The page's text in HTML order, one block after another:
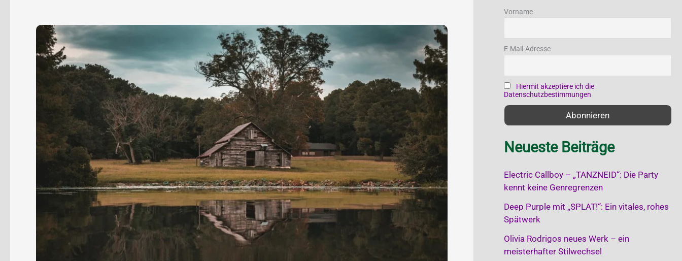
n
c
Vorname
E-Mail-Adresse
Hiermit akzeptiere ich die
Datenschutzbestimmungen
Neueste Beiträge
Electric Callboy – „TANZNEID“: Die Party
kennt keine Genregrenzen
Deep Purple mit „SPLAT!“: Ein vitales, rohes
Spätwerk
Olivia Rodrigos neues Werk – ein
meisterhafter Stilwechsel